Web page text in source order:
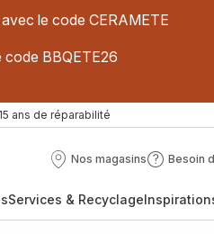
le code CERAMETE
code BBQETE26
ans de réparabilité
Nos magasins
Nos
Besoin
Besoin
?
Services & Recyclage